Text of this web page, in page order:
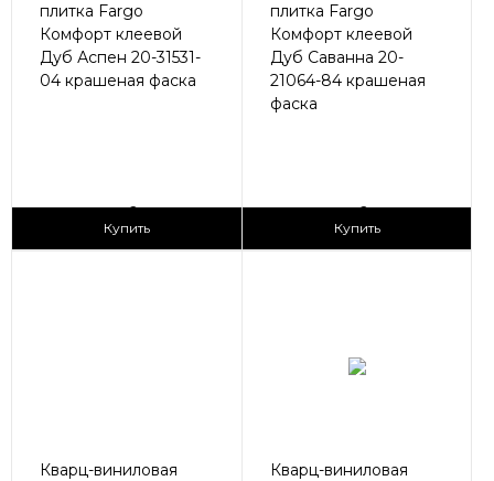
плитка Fargo
Комфорт клеевой
Дуб Аспен 20-31531-
04 крашеная фаска
2
Купить
плитка Fargo
Комфорт клеевой
Дуб Саванна 20-
21064-84 крашеная
фаска
2
Купить
Кварц-виниловая
Кварц-виниловая